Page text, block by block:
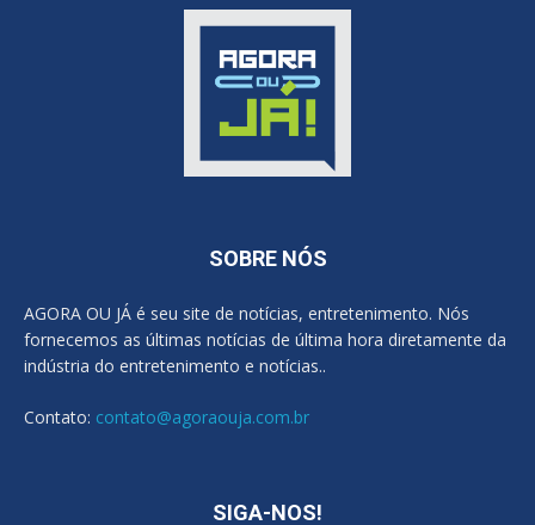
SOBRE NÓS
AGORA OU JÁ é seu site de notícias, entretenimento. Nós
fornecemos as últimas notícias de última hora diretamente da
indústria do entretenimento e notícias..
Contato: contato@agoraouja.com.br
SIGA-NOS!